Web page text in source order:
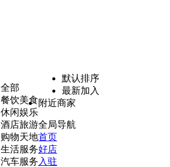
全部
餐饮美食
休闲娱乐
酒店旅游
购物天地
生活服务
汽车服务
默认排序
最新加入
附近商家
全局导航
首页
好店
入驻